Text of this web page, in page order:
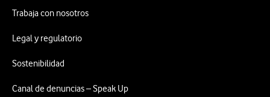
Trabaja con nosotros
Legal y regulatorio
Sostenibilidad
Canal de denuncias – Speak Up